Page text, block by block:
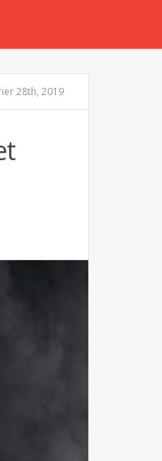
28th, 2019